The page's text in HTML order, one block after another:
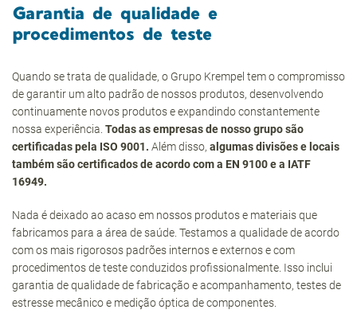
Garantia de qualidade e
procedimentos de teste
Quando se trata de qualidade, o Grupo Krempel tem o compromisso
de garantir um alto padrão de nossos produtos, desenvolvendo
continuamente novos produtos e expandindo constantemente
nossa experiência. Todas as empresas de nosso grupo são
certificadas pela ISO 9001. Além disso, algumas divisões e locais
também são certificados de acordo com a EN 9100 e a IATF
16949.
Nada é deixado ao acaso em nossos produtos e materiais que
fabricamos para a área de saúde. Testamos a qualidade de acordo
com os mais rigorosos padrões internos e externos e com
procedimentos de teste conduzidos profissionalmente. Isso inclui
garantia de qualidade de fabricação e acompanhamento, testes de
estresse mecânico e medição óptica de componentes.